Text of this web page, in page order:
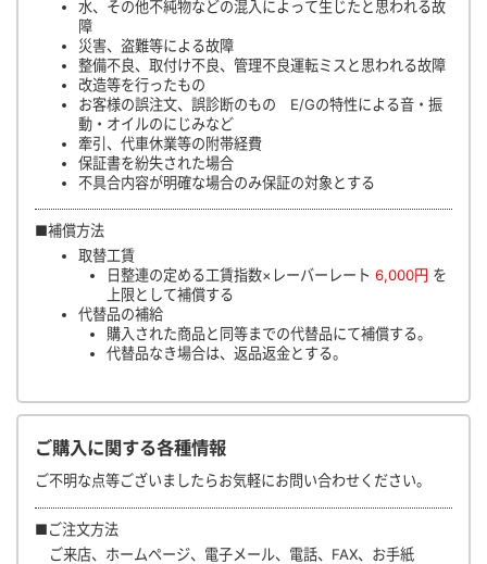
水、その他不純物などの混入によって生じたと思われる故
障
災害、盗難等による故障
整備不良、取付け不良、管理不良運転ミスと思われる故障
改造等を行ったもの
お客様の誤注文、誤診断のもの E/Gの特性による音・振
動・オイルのにじみなど
牽引、代車休業等の附帯経費
保証書を紛失された場合
不具合内容が明確な場合のみ保証の対象とする
■補償方法
取替工賃
日整連の定める工賃指数×レーバーレート 6,000円 を
上限として補償する
代替品の補給
購入された商品と同等までの代替品にて補償する。
代替品なき場合は、返品返金とする。
ご購入に関する各種情報
ご不明な点等ございましたらお気軽にお問い合わせください。
■ご注文方法
ご来店、ホームページ、電子メール、電話、FAX、お手紙